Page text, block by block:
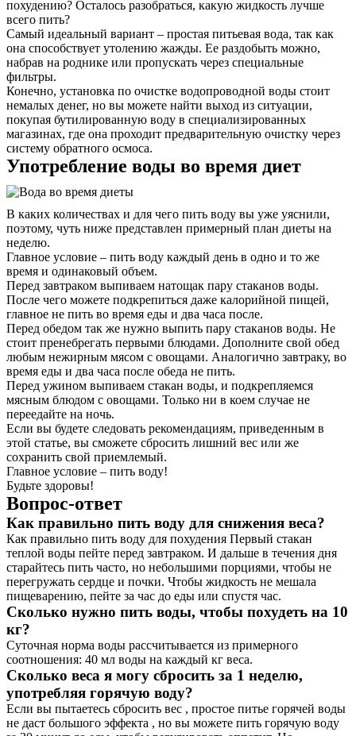
похудению? Осталось разобраться, какую жидкость лучше
всего пить?
Самый идеальный вариант – простая питьевая вода, так как
она способствует утолению жажды. Ее раздобыть можно,
набрав на роднике или пропускать через специальные
фильтры.
Конечно, установка по очистке водопроводной воды стоит
немалых денег, но вы можете найти выход из ситуации,
покупая бутилированную воду в специализированных
магазинах, где она проходит предварительную очистку через
систему обратного осмоса.
Употребление воды во время диет
В каких количествах и для чего пить воду вы уже уяснили,
поэтому, чуть ниже представлен примерный план диеты на
неделю.
Главное условие – пить воду каждый день в одно и то же
время и одинаковый объем.
Перед завтраком выпиваем натощак пару стаканов воды.
После чего можете подкрепиться даже калорийной пищей,
главное не пить во время еды и два часа после.
Перед обедом так же нужно выпить пару стаканов воды. Не
стоит пренебрегать первыми блюдами. Дополните свой обед
любым нежирным мясом с овощами. Аналогично завтраку, во
время еды и два часа после обеда не пить.
Перед ужином выпиваем стакан воды, и подкрепляемся
мясным блюдом с овощами. Только ни в коем случае не
переедайте на ночь.
Если вы будете следовать рекомендациям, приведенным в
этой статье, вы сможете сбросить лишний вес или же
сохранить свой приемлемый.
Главное условие – пить воду!
Будьте здоровы!
Вопрос-ответ
Как правильно пить воду для снижения веса?
Как правильно пить воду для похудения Первый стакан
теплой воды пейте перед завтраком. И дальше в течения дня
старайтесь пить часто, но небольшими порциями, чтобы не
перегружать сердце и почки. Чтобы жидкость не мешала
пищеварению, пейте за час до еды или спустя час.
Сколько нужно пить воды, чтобы похудеть на 10
кг?
Суточная норма воды рассчитывается из примерного
соотношения: 40 мл воды на каждый кг веса.
Сколько веса я могу сбросить за 1 неделю,
употребляя горячую воду?
Если вы пытаетесь сбросить вес , простое питье горячей воды
не даст большого эффекта , но вы можете пить горячую воду